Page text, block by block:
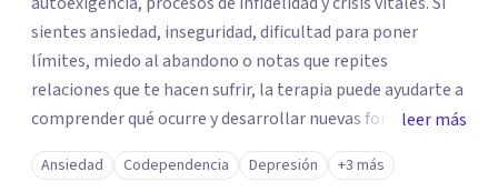
sientes ansiedad, inseguridad, dificultad para poner
límites, miedo al abandono o notas que repites
relaciones que te hacen sufrir, la terapia puede ayudarte a
comprender qué ocurre y desarrollar nuevas formas de
relacionarte contigo y con los demás. Mi enfoque es
cercano, práctico y basado en la evidencia científica.
leer más
Ansiedad Codependencia Depresión +3 más